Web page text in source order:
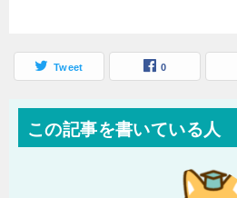
Tweet 0
この記事を書いている人